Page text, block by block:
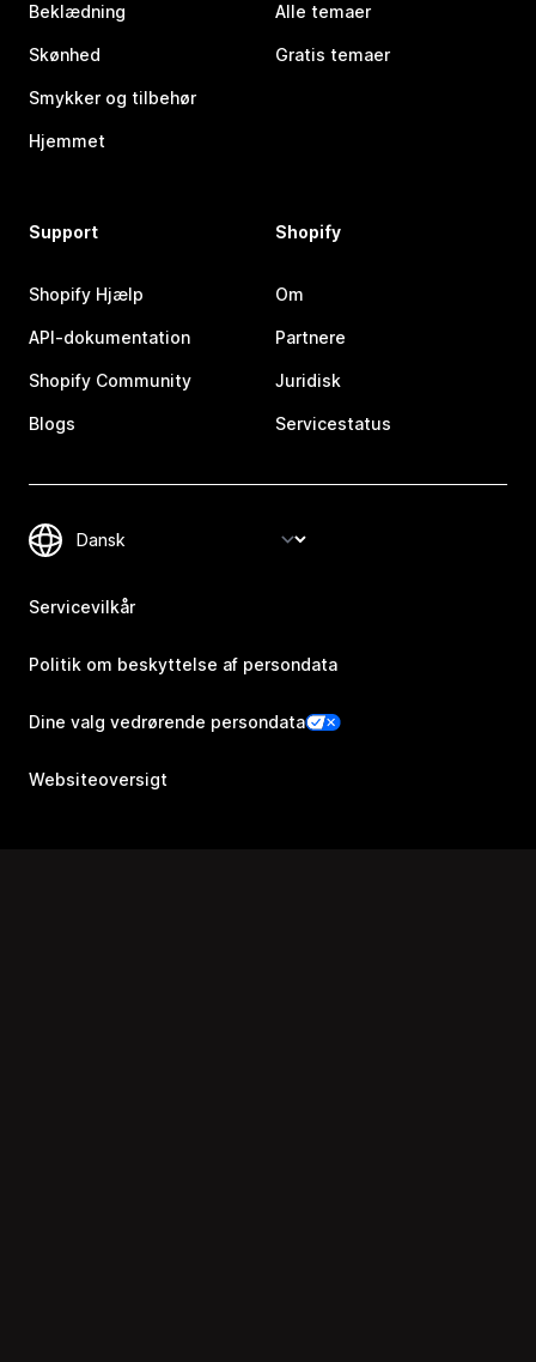
Beklædning
Skønhed
Smykker og tilbehør
Hjemmet
Alle temaer
Gratis temaer
Support
Shopify Hjælp
API-dokumentation
Shopify Community
Blogs
Shopify
Om
Partnere
Juridisk
Servicestatus
Servicevilkår
Politik om beskyttelse af persondata
Dine valg vedrørende persondata
Websiteoversigt